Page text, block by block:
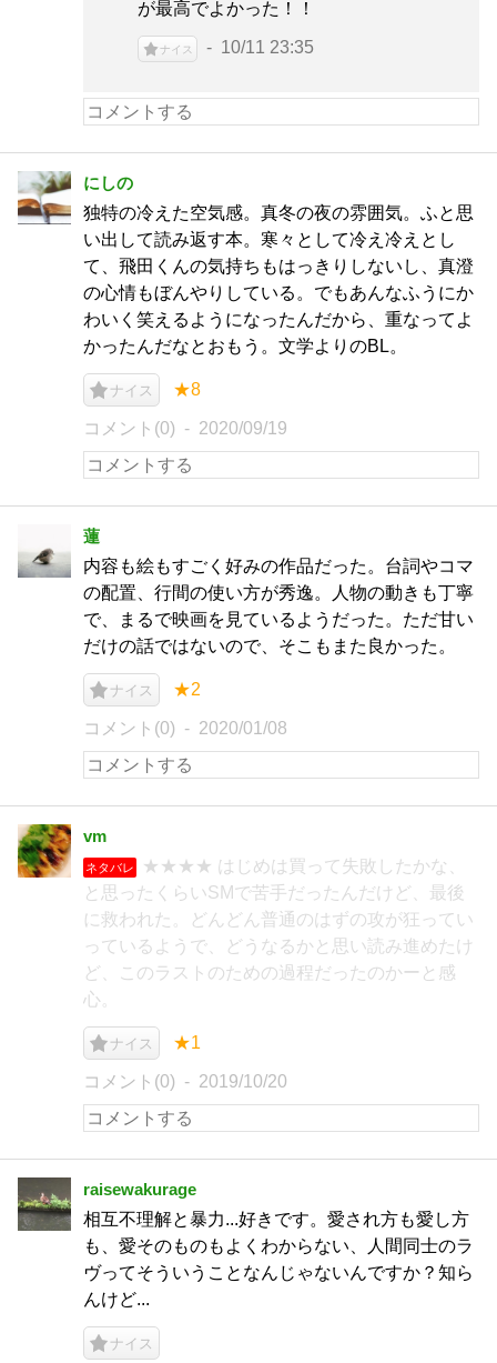
が最高でよかった！！
ナイス 10/11 23:35
にしの
独特の冷えた空気感。真冬の夜の雰囲気。ふと思
い出して読み返す本。寒々として冷え冷えとし
て、飛田くんの気持ちもはっきりしないし、真澄
の心情もぼんやりしている。でもあんなふうにか
わいく笑えるようになったんだから、重なってよ
かったんだなとおもう。文学よりのBL。
ナイス ★8
コメント(0) 2020/09/19
蓮
内容も絵もすごく好みの作品だった。台詞やコマ
の配置、行間の使い方が秀逸。人物の動きも丁寧
で、まるで映画を見ているようだった。ただ甘い
だけの話ではないので、そこもまた良かった。
ナイス ★2
コメント(0) 2020/01/08
vm
ネタバレ
★★★★ はじめは買って失敗したかな、
と思ったくらいSMで苦手だったんだけど、最後
に救われた。どんどん普通のはずの攻が狂ってい
っているようで、どうなるかと思い読み進めたけ
ど、このラストのための過程だったのかーと感
心。
ナイス ★1
コメント(0) 2019/10/20
raisewakurage
相互不理解と暴力...好きです。愛され方も愛し方
も、愛そのものもよくわからない、人間同士のラ
ヴってそういうことなんじゃないんですか？知ら
んけど...
ナイス